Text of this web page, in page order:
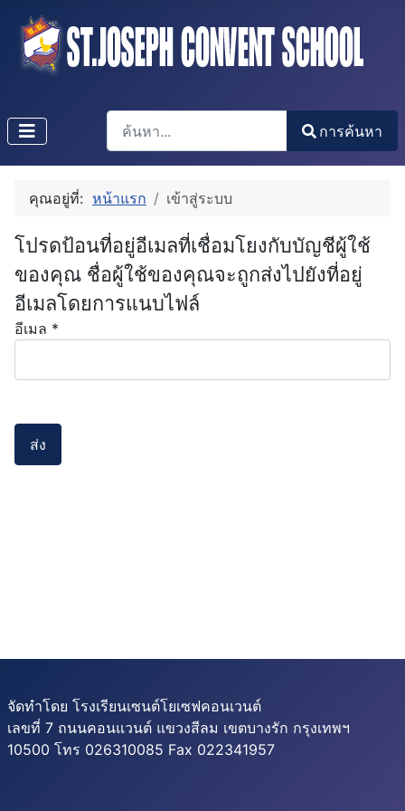
การค้นหา
Type 2 or more characters for results.
การค้นหา
คุณอยู่ที่: หน้าแรก เข้าสู่ระบบ
โปรดป้อนที่อยู่อีเมลที่เชื่อมโยงกับบัญชีผู้ใช้
ของคุณ ชื่อผู้ใช้ของคุณจะถูกส่งไปยังที่อยู่
อีเมลโดยการแนบไฟล์
อีเมล *
ส่ง
จัดทำโดย โรงเรียนเซนต์โยเซฟคอนเวนต์
เลขที่ 7 ถนนคอนแวนต์ แขวงสีลม เขตบางรัก กรุงเทพฯ
10500 โทร 026310085 Fax 022341957